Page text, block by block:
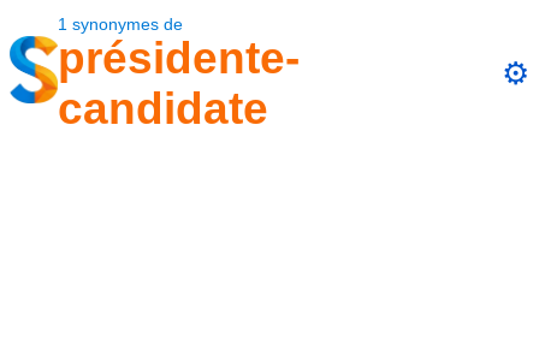
1 synonymes de
présidente-
candidate
⚙️